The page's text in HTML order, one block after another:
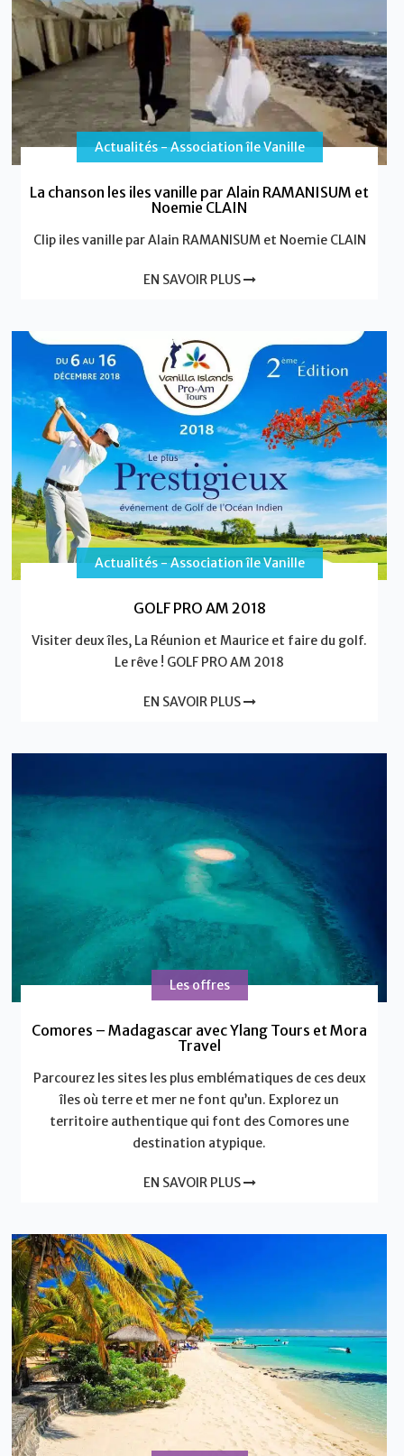
Actualités - Association île Vanille
La chanson les iles vanille par Alain RAMANISUM et
Noemie CLAIN
Clip iles vanille par Alain RAMANISUM et Noemie CLAIN
EN SAVOIR PLUS
Actualités - Association île Vanille
GOLF PRO AM 2018
Visiter deux îles, La Réunion et Maurice et faire du golf.
Le rêve ! GOLF PRO AM 2018
EN SAVOIR PLUS
Les offres
Comores – Madagascar avec Ylang Tours et Mora
Travel
Parcourez les sites les plus emblématiques de ces deux
îles où terre et mer ne font qu’un. Explorez un
territoire authentique qui font des Comores une
destination atypique.
EN SAVOIR PLUS